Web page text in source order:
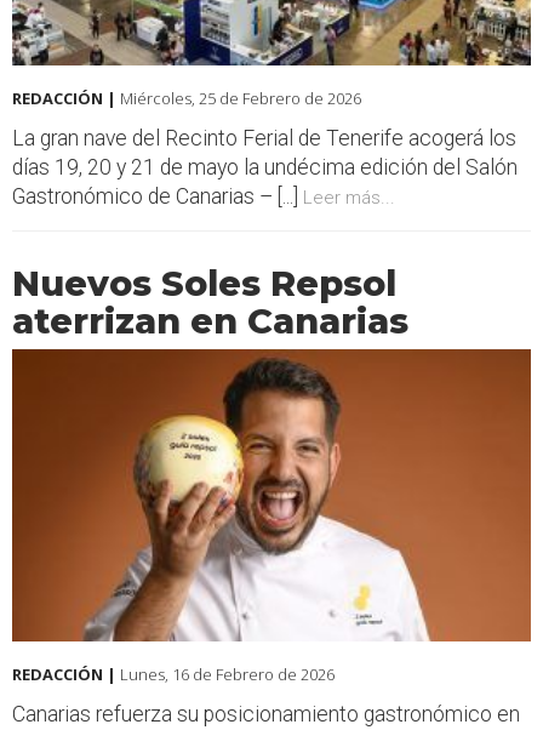
REDACCIÓN | Miércoles, 25 de Febrero de 2026
La gran nave del Recinto Ferial de Tenerife acogerá los
días 19, 20 y 21 de mayo la undécima edición del Salón
Gastronómico de Canarias – [...] Leer más...
Nuevos Soles Repsol
aterrizan en Canarias
REDACCIÓN | Lunes, 16 de Febrero de 2026
Canarias refuerza su posicionamiento gastronómico en